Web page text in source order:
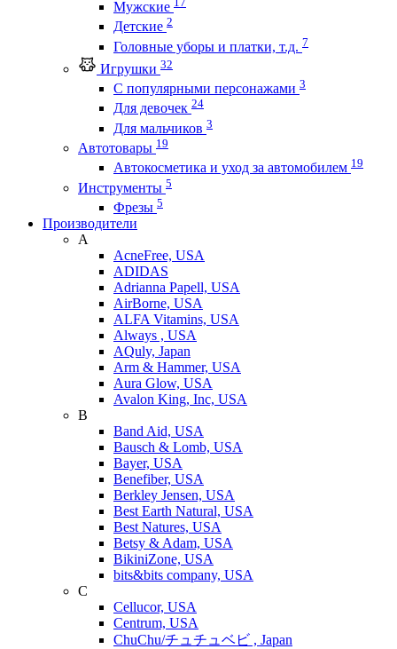
Мужские
Детские 2
Головные уборы и платки, т.д. 7
Игрушки 32
С популярными персонажами 3
Для девочек 24
Для мальчиков 3
Автотовары 19
Автокосметика и уход за автомобилем 19
Инструменты 5
Фрезы 5
Производители
A
AcneFree, USA
ADIDAS
Adrianna Papell, USA
AirBorne, USA
ALFA Vitamins, USA
Always , USA
AQuly, Japan
Arm & Hammer, USA
Aura Glow, USA
Avalon King, Inc, USA
B
Band Aid, USA
Bausch & Lomb, USA
Bayer, USA
Benefiber, USA
Berkley Jensen, USA
Best Earth Natural, USA
Best Natures, USA
Betsy & Adam, USA
BikiniZone, USA
bits&bits company, USA
C
Cellucor, USA
Centrum, USA
ChuChu/チュチュベビ , Japan